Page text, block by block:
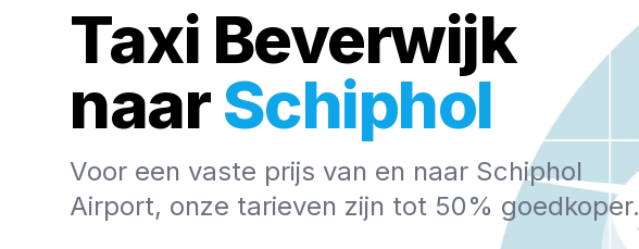
Taxi Beverwijk
naarSchiphol
Voor een vaste prijs van en naar Schiphol
Airport, onze tarieven zijn tot 50% goedkoper.